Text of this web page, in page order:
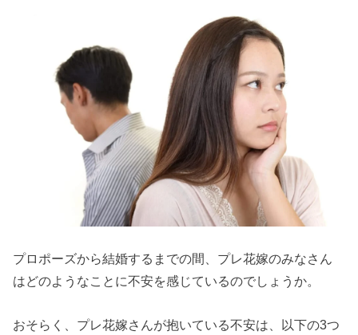
の将来
» 結婚前
の不安
④自分
の時間
がなく
なる
は解消でき
る？
» 結婚前
プロポーズから結婚するまでの間、プレ花嫁のみなさん
はどのようなことに不安を感じているのでしょうか。
おそらく、プレ花嫁さんが抱いている不安は、以下の3つ